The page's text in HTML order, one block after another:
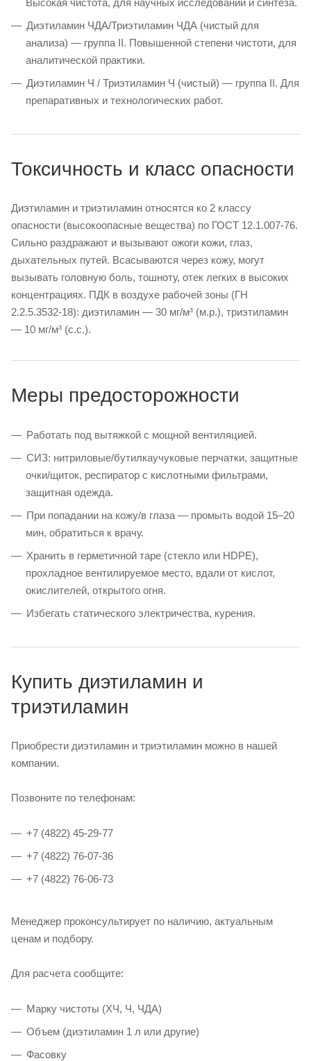
Высокая чистота, для научных исследований и синтеза.
Диэтиламин ЧДА/Триэтиламин ЧДА (чистый для
анализа) — группа II. Повышенной степени чистоти, для
аналитической практики.
Диэтиламин Ч / Триэтиламин Ч (чистый) — группа II. Для
препаративных и технологических работ.
Токсичность и класс опасности
Диэтиламин и триэтиламин относятся ко 2 классу
опасности (высокоопасные вещества) по ГОСТ 12.1.007-76.
Сильно раздражают и вызывают ожоги кожи, глаз,
дыхательных путей. Всасываются через кожу, могут
вызывать головную боль, тошноту, отек легких в высоких
концентрациях. ПДК в воздухе рабочей зоны (ГН
2.2.5.3532-18): диэтиламин — 30 мг/м³ (м.р.), триэтиламин
— 10 мг/м³ (с.с.).
Меры предосторожности
Работать под вытяжкой с мощной вентиляцией.
СИЗ: нитриловые/бутилкаучуковые перчатки, защитные
очки/щиток, респиратор с кислотными фильтрами,
защитная одежда.
При попадании на кожу/в глаза — промыть водой 15–20
мин, обратиться к врачу.
Хранить в герметичной таре (стекло или HDPE),
прохладное вентилируемое место, вдали от кислот,
окислителей, открытого огня.
Избегать статического электричества, курения.
Купить диэтиламин и
триэтиламин
Приобрести диэтиламин и триэтиламин можно в нашей
компании.
Позвоните по телефонам:
+7 (4822) 45-29-77
+7 (4822) 76-07-36
+7 (4822) 76-06-73
Менеджер проконсультирует по наличию, актуальным
ценам и подбору.
Для расчета сообщите:
Марку чистоты (ХЧ, Ч, ЧДА)
Объем (диэтиламин 1 л или другие)
Фасовку